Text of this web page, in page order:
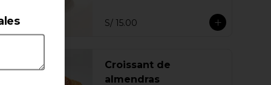
S/ 15.00
Croissant de
almendras